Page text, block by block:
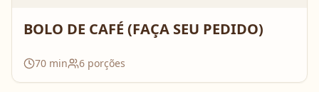
BOLO DE CAFÉ (FAÇA SEU PEDIDO)
70 min 6 porções